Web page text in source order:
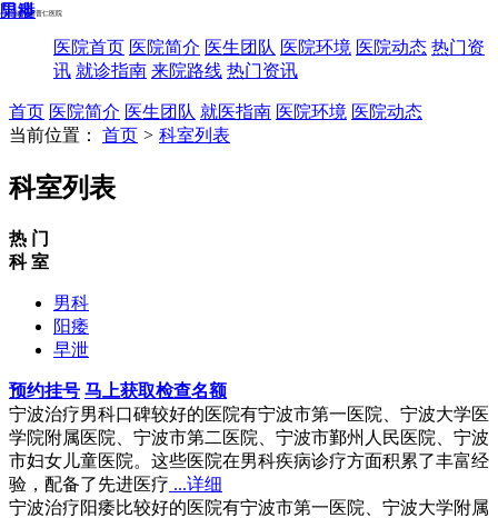
宁波海曙普仁医院
医院首页 医院简介 医生团队 医院环境 医院动态 热门资
讯 就诊指南 来院路线 热门资讯
首页 医院简介 医生团队 就医指南 医院环境 医院动态
当前位置： 首页 > 科室列表
科室列表
热 门
科 室
男科
阳痿
早泄
预约挂号 马上获取检查名额
男科
宁波治疗男科口碑较好的医院有宁波市第一医院、宁波大学医
学院附属医院、宁波市第二医院、宁波市鄞州人民医院、宁波
市妇女儿童医院。这些医院在男科疾病诊疗方面积累了丰富经
验，配备了先进医疗 ...详细
阳痿
宁波治疗阳痿比较好的医院有宁波市第一医院、宁波大学附属
早泄